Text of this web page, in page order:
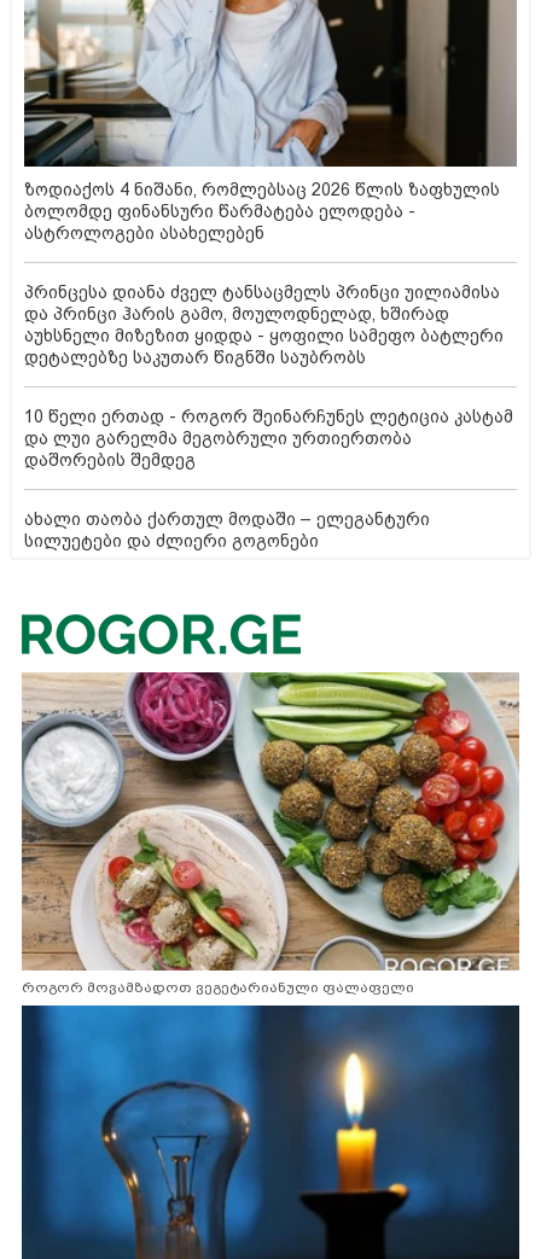
ზოდიაქოს 4 ნიშანი, რომლებსაც 2026 წლის ზაფხულის
ბოლომდე ფინანსური წარმატება ელოდება -
ასტროლოგები ასახელებენ
პრინცესა დიანა ძველ ტანსაცმელს პრინცი უილიამისა
და პრინცი ჰარის გამო, მოულოდნელად, ხშირად
აუხსნელი მიზეზით ყიდდა - ყოფილი სამეფო ბატლერი
დეტალებზე საკუთარ წიგნში საუბრობს
10 წელი ერთად - როგორ შეინარჩუნეს ლეტიცია კასტამ
და ლუი გარელმა მეგობრული ურთიერთობა
დაშორების შემდეგ
ახალი თაობა ქართულ მოდაში – ელეგანტური
სილუეტები და ძლიერი გოგონები
როგორ მოვამზადოთ ვეგეტარიანული ფალაფელი